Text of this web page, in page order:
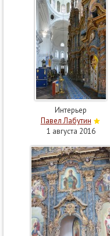
Интерьер
Павел Лабутин
1 августа 2016